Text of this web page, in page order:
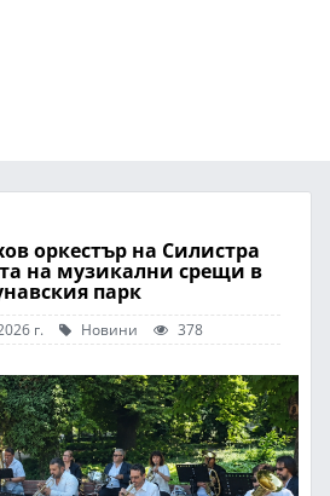
оркестър на Силистра
на музикални срещи в
парк
г. Новини 378